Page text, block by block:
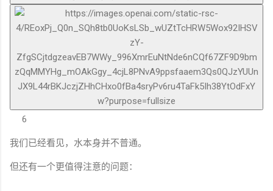
6
我们已经看见，水本身并不普通。
但还有一个更值得注意的问题：